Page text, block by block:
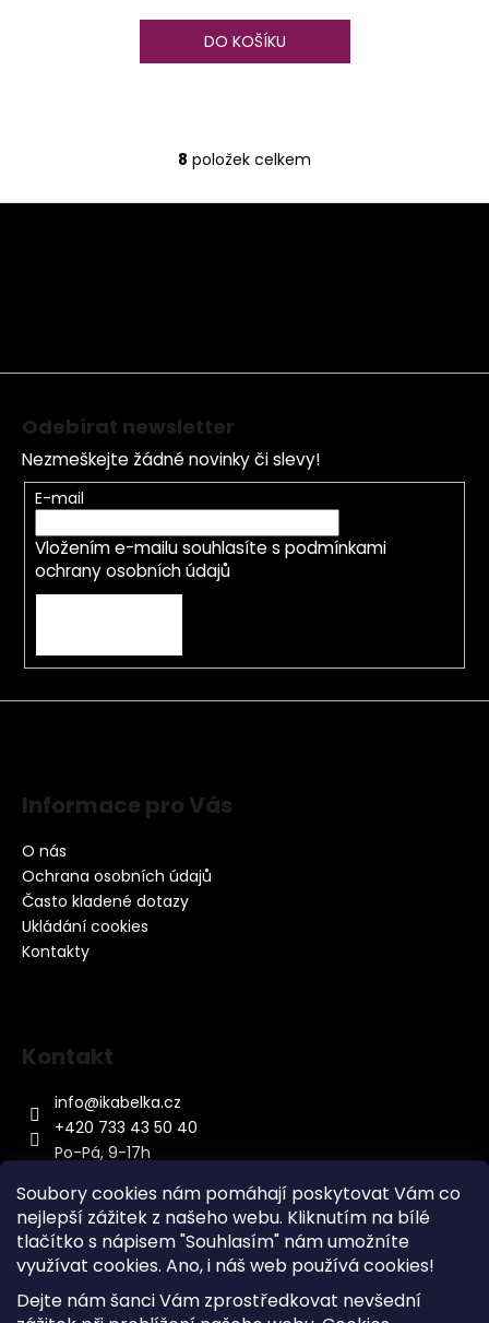
Soubory cookies nám pomáhají poskytovat Vám co
nejlepší zážitek z našeho webu. Kliknutím na bílé
tlačítko s nápisem "Souhlasím" nám umožníte
využívat cookies. Ano, i náš web používá cookies!
Dejte nám šanci Vám zprostředkovat nevšední
DO KOŠÍKU
O
v
y
v
ý
p
i
8 položek celkem
Z
Odebírat newsletter
Nezmeškejte žádné novinky či slevy!
E-mail
Vložením e-mailu souhlasíte s podmínkami
ochrany osobních údajů
Informace pro Vás
O nás
Ochrana osobních údajů
Často kladené dotazy
Ukládání cookies
Kontakty
Kontakt
info@ikabelka.cz
+420 733 43 50 40
Po-Pá, 9-17h
Kontakt